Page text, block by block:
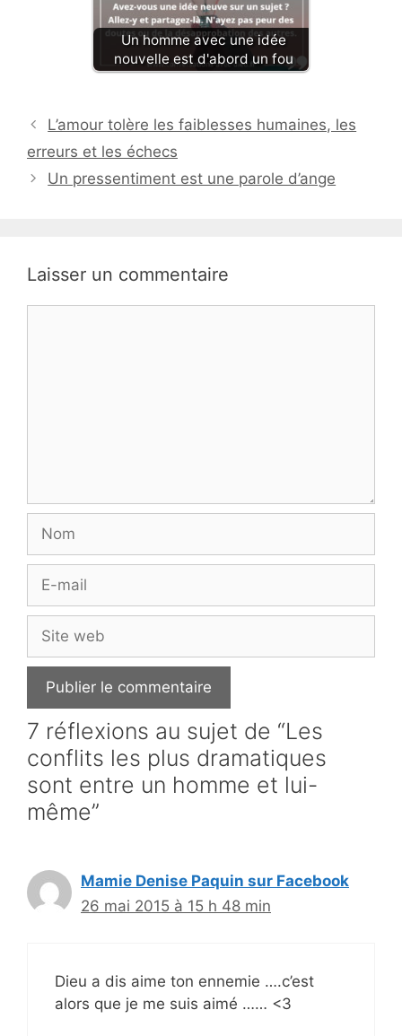
Un homme avec une idée
nouvelle est d'abord un fou
L’amour tolère les faiblesses humaines, les
erreurs et les échecs
Un pressentiment est une parole d’ange
Laisser un commentaire
Nom
Site
web
7 réflexions au sujet de “Les
conflits les plus dramatiques
sont entre un homme et lui-
même”
Mamie Denise Paquin sur Facebook
26 mai 2015 à 15 h 48 min
Dieu a dis aime ton ennemie ….c’est
alors que je me suis aimé …… <3